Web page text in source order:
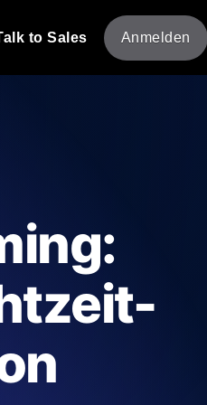
Probes aus 25+ Standorten.
es tun.
Kostenloses JMeter Test Skript-
API-Statusprüfer
Core Web Vitals Checker
Liste kostenloser Web-Tools
to Sales Anmelden